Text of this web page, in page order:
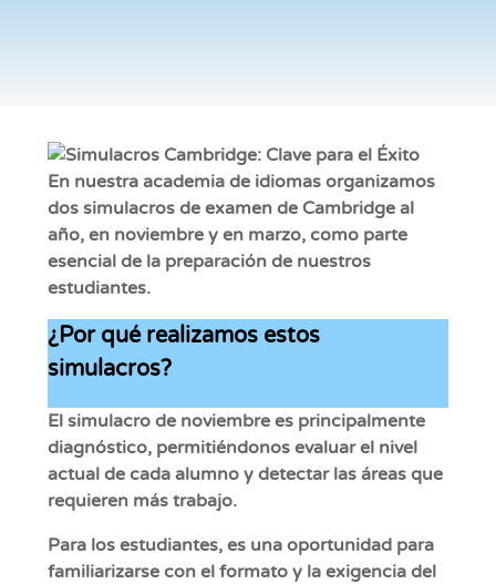
En nuestra academia de idiomas organizamos
dos simulacros de examen de Cambridge al
año, en noviembre y en marzo, como parte
esencial de la preparación de nuestros
estudiantes.
¿Por qué realizamos estos
simulacros?
El simulacro de noviembre es principalmente
diagnóstico, permitiéndonos evaluar el nivel
actual de cada alumno y detectar las áreas que
requieren más trabajo.
Para los estudiantes, es una oportunidad para
familiarizarse con el formato y la exigencia del